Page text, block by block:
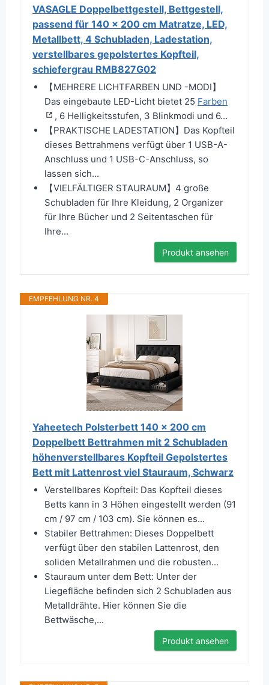
VASAGLE Doppelbettgestell, Bettgestell,
passend für 140 x 200 cm Matratze, LED,
Metallbett, 4 Schubladen, Ladestation,
verstellbares gepolstertes Kopfteil,
schiefergrau RMB827G02
【MEHRERE LICHTFARBEN UND -MODI】
Das eingebaute LED-Licht bietet 25 Farben
, 6 Helligkeitsstufen, 3 Blinkmodi und 6...
【PRAKTISCHE LADESTATION】Das Kopfteil
dieses Bettrahmens verfügt über 1 USB-A-
Anschluss und 1 USB-C-Anschluss, so
lassen sich...
【VIELFÄLTIGER STAURAUM】4 große
Schubladen für Ihre Kleidung, 2 Organizer
für Ihre Bücher und 2 Seitentaschen für
Ihre...
Produkt ansehen
EMPFEHLUNG NR. 4
Yaheetech Polsterbett 140 x 200 cm
Doppelbett Bettrahmen mit 2 Schubladen
höhenverstellbares Kopfteil Gepolstertes
Bett mit Lattenrost viel Stauraum, Schwarz
Verstellbares Kopfteil: Das Kopfteil dieses
Betts kann in 3 Höhen eingestellt werden (91
cm / 97 cm / 103 cm). Sie können es...
Stabiler Bettrahmen: Dieses Doppelbett
verfügt über den stabilen Lattenrost, den
soliden Metallrahmen und die robusten...
Stauraum unter dem Bett: Unter der
Liegefläche befinden sich 2 Schubladen aus
Metalldrähte. Hier können Sie die
Bettwäsche,...
Produkt ansehen